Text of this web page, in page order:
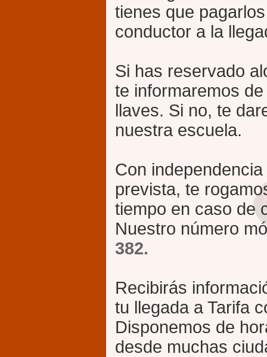
tienes que
conductor a la
Si has reservado
te informaremos
llaves. Si no, te
nuestra escuela.
Con
prevista, te
tiempo en caso de
Nuestro número
382.
Recibirás
tu llegada a Tarifa
Disponemos de
desde muchas